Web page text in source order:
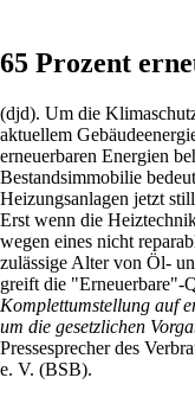
65 Prozent
(djd). Um die
aktuellem
erneuerbaren Energien
Bestandsimmobilie
Heizungsanlagen jetzt
Erst wenn die
wegen eines nicht
zulässige Alter von Öl-
greift die "Erneuerbare"-
Komplettumstellung auf
um die gesetzlichen
Pressesprecher des
e. V. (BSB).